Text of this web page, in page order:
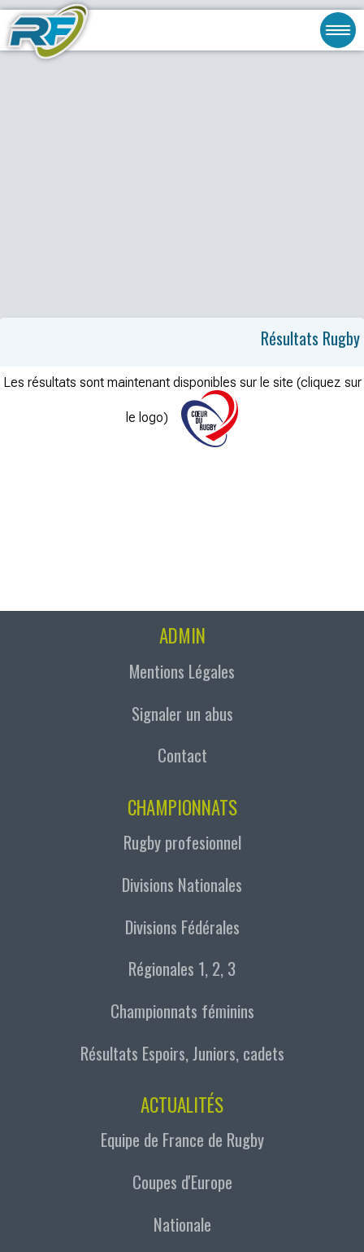
Résultats Rugby
Les résultats sont maintenant disponibles sur le site (cliquez sur
le logo)
ADMIN
Mentions Légales
Signaler un abus
Contact
CHAMPIONNATS
Rugby profesionnel
Divisions Nationales
Divisions Fédérales
Régionales 1, 2, 3
Championnats féminins
Résultats Espoirs, Juniors, cadets
ACTUALITÉS
Equipe de France de Rugby
Coupes d'Europe
Nationale